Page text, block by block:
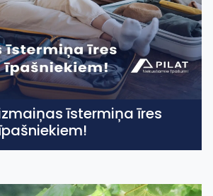
īstermiņa īres